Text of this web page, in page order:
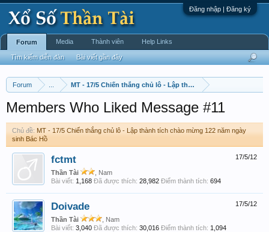
Đăng nhập | Đăng ký
Forum MT - 17/5 Chiến thắng chủ lô - Lập thành tích chào mừng 122
Members Who Liked Message #11
Chủ đề: MT - 17/5 Chiến thắng chủ lô - Lập thành tích chào mừng 122 năm ngày
sinh Bác Hồ
17/5/12
fctmt
Thần Tài
, Nam
Bài viết: 1,168 Đã được thích: 28,982 Điểm thành tích: 694
17/5/12
Doivade
Thần Tài
, Nam
Bài viết: 3,040 Đã được thích: 30,016 Điểm thành tích: 1,094
Forum
Tìm kiếm diễn đàn Bài viết gần đây
Media Thành viên Help Links